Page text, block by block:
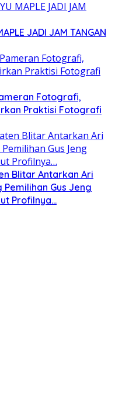
JADI JAM TANGAN
Fotografi,
Praktisi Fotografi
Blitar Antarkan Ari
Gus Jeng
Profilnya…